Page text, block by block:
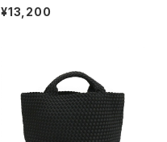
BU ミニショルダーバッグ 撥水
軽量 A5対応 斜めがけ 33796
¥13,200